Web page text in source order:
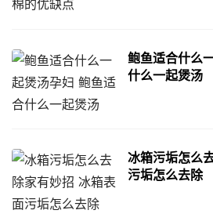
鲍鱼适合什么
什么一起煲汤
冰箱污垢怎么
污垢怎么去除